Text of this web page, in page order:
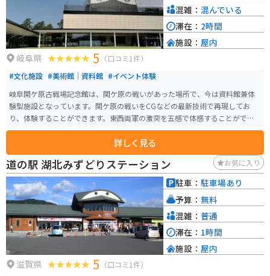
岐阜県 5 （口コミ1件）
#文化施設 #美術館｜資料館 #イベント体験
岐阜関ケ原古戦場記念館は、関ケ原の戦いがあった場所で、今は資料館兼体
験型施設となっています。関ケ原の戦いをCGなどの最新技術で再現してお
り、体験することができます。東西両軍の激突を五感で体感することができ
る展示が特徴で、当時の戦いの状況をリアルに感じることができます。 CGは
予約優先なので、絶対見たい人は予約していくことをオススメします。開館
時間は9:30から17:00まで（入館は16:30まで）で、毎週月曜日が休館日です
が、祝日の場合は翌日に振替休日となります。戦国時代に興味がある人にと
って特に楽しめるスポットです。
詳しく見る
混雑： 混んでいる
滞在： 2時間
施設： 屋内
道の駅 湖北みずどりステーション お気に入り
滋賀県 5 （口コミ1件）
駐車： 駐車場あり
予算： 無料
混雑： 普通
滞在： 1時間
施設： 屋内